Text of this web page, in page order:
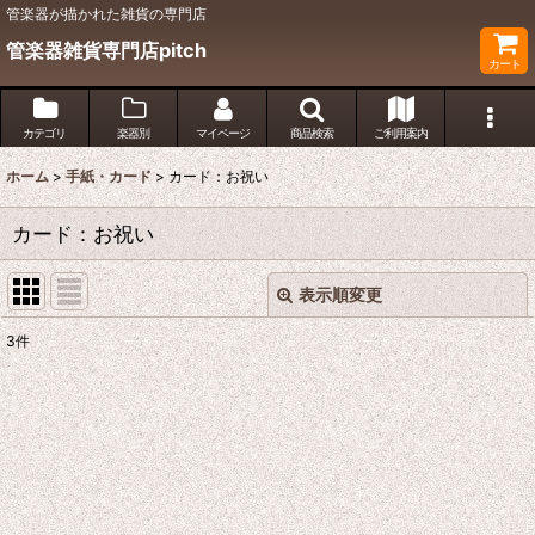
管楽器が描かれた雑貨の専門店
管楽器雑貨専門店pitch
カート
カテゴリ 楽器別 マイページ 商品検索 ご利用案内
ホーム > 手紙・カード > カード：お祝い
カード：お祝い
表示順変更
表示数:
並び順:
絞り込む
閉じる
3件